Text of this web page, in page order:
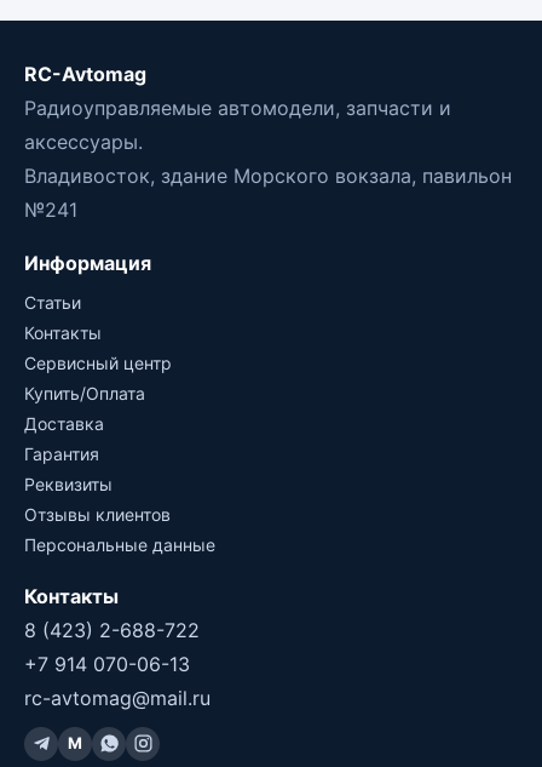
RC-Avtomag
Радиоуправляемые автомодели, запчасти и
аксессуары.
Владивосток, здание Морского вокзала, павильон
№241
Информация
Статьи
Контакты
Сервисный центр
Купить/Оплата
Доставка
Гарантия
Реквизиты
Отзывы клиентов
Персональные данные
Контакты
8 (423) 2-688-722
+7 914 070-06-13
rc-avtomag@mail.ru
M